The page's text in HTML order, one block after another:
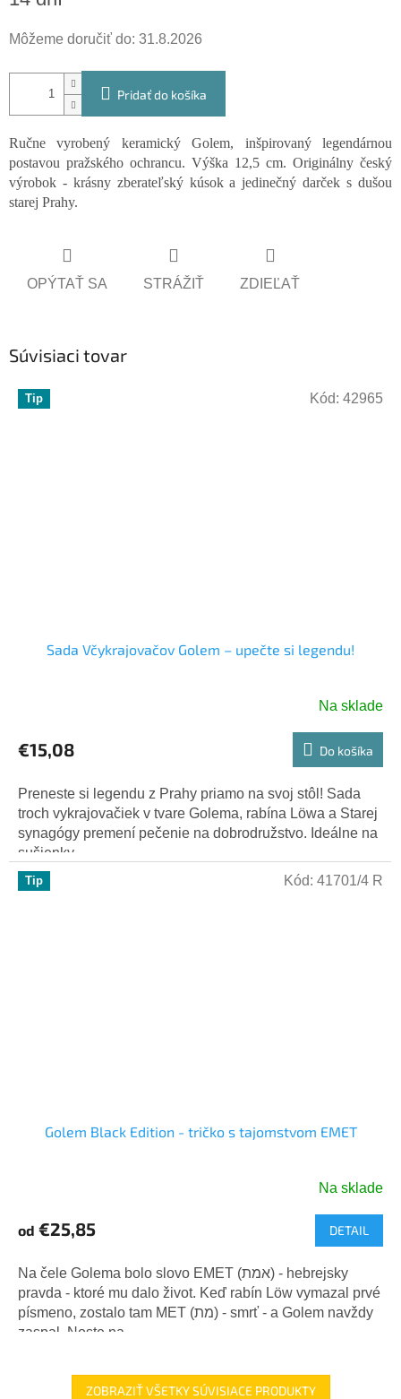
cena:
Môžeme doručiť do: 31.8.2026
Pridať do košíka
Ručne vyrobený keramický Golem, inšpirovaný legendárnou
postavou pražského ochrancu. Výška 12,5 cm. Originálny český
výrobok - krásny zberateľský kúsok a jedinečný darček s dušou
starej Prahy.
OPÝTAŤ SA STRÁŽIŤ ZDIEĽAŤ
Súvisiaci tovar
Tip
Sada Včykrajovačov Golem – upečte si legendu!
Na sklade
€15,08 Do košíka
Preneste si legendu z Prahy priamo na svoj stôl! Sada
troch vykrajovačiek v tvare Golema, rabína Löwa a Starej
synagógy premení pečenie na dobrodružstvo. Ideálne na
sušienky,...
Kód: 42965
Tip
Golem Black Edition - tričko s tajomstvom EMET
Na sklade
od €25,85 DETAIL
Na čele Golema bolo slovo EMET (אמת) - hebrejsky
pravda - ktoré mu dalo život. Keď rabín Löw vymazal prvé
písmeno, zostalo tam MET (מת) - smrť - a Golem navždy
zaspal. Noste na...
Kód: 41701/4 R
ZOBRAZIŤ VŠETKY SÚVISIACE PRODUKTY